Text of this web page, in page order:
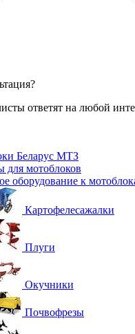
ответят на любой
Беларус МТЗ
для мотоблоков
оборудование к
Картофелесажалки
Плуги
Окучники
Почвофрезы